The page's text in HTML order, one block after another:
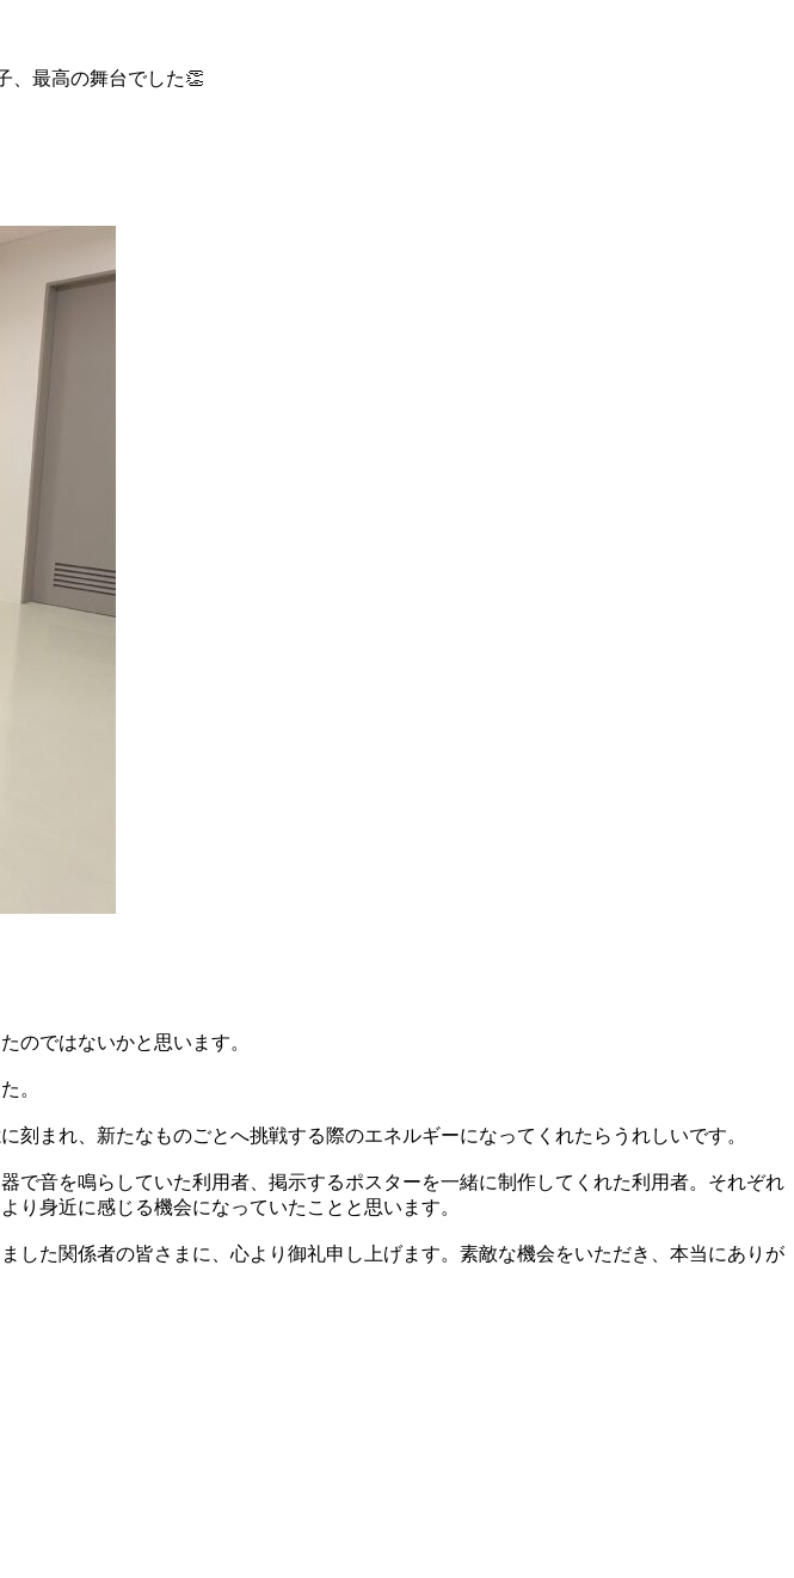
、最高の舞台でした👏
のではないかと思います。
。
まれ、新たなものごとへ挑戦する際のエネルギーになってくれたらうれしいです。
音を鳴らしていた利用者、掲示するポスターを一緒に制作してくれた利用者。それぞれ
身近に感じる機会になっていたことと思います。
た関係者の皆さまに、心より御礼申し上げます。素敵な機会をいただき、本当にありが